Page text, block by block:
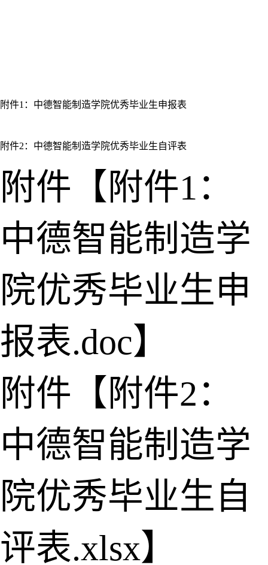
附件1：中德智能制造学院优秀毕业生申报表
附件2：中德智能制造学院优秀毕业生自评表
附件【 附件1：
中德智能制造学
院优秀毕业生申
报表.doc】
附件【 附件2：
中德智能制造学
院优秀毕业生自
评表.xlsx】